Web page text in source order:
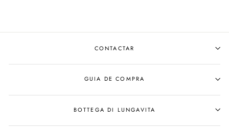
CONTACTAR
GUIA DE COMPRA
BOTTEGA DI LUNGAVITA